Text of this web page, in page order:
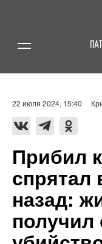
22 июля 2024, 15:40
Прибил
спрятал
назад:
получил